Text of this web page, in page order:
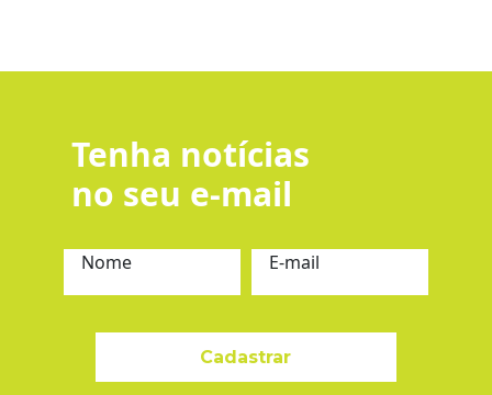
Tenha notícias
no seu e-mail
Nome E-mail
Cadastrar